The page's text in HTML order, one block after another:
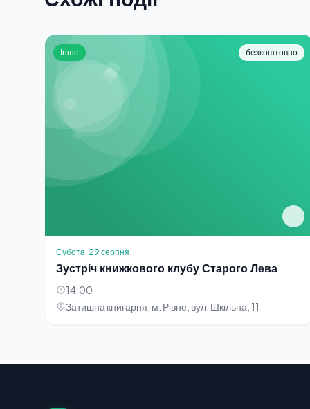
Інше безкоштовно
Субота, 29 серпня
Зустріч книжкового клубу Старого Лева
14:00
Затишна книгарня, м. Рівне, вул. Шкільна, 11